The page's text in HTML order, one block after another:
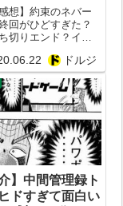
ベラやラートリ
うびの謎は？巻
は？ラストがひ
終話まとめ】
想】約束のネバー
回がひどすぎた？
切りエンド？イザ
美の謎は？完結ラ
メントは誰が反応
コミ評価評判まと
ドルジ
】中間管理録ト
ドすぎて面白い